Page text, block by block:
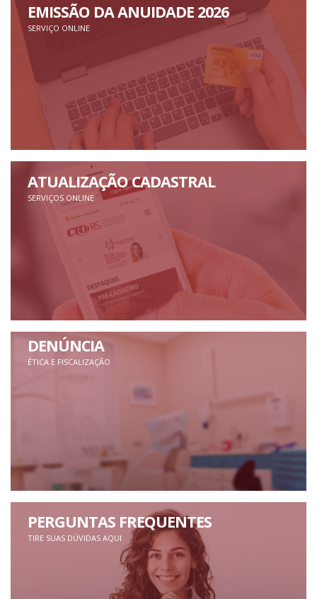
EMISSÃO DA ANUIDADE 2026
SERVIÇO ONLINE
ATUALIZAÇÃO CADASTRAL
SERVIÇOS ONLINE
DENÚNCIA
ÉTICA E FISCALIZAÇÃO
PERGUNTAS FREQUENTES
TIRE SUAS DÚVIDAS AQUI